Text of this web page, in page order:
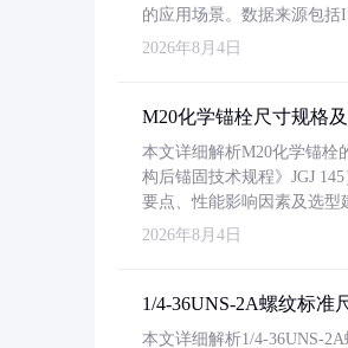
的应用场景。数据来源包括
2026年8月4日
M20化学锚栓尺寸规格
本文详细解析M20化学锚栓
构后锚固技术规程》JGJ
要点、性能影响因素及选型
2026年8月4日
1/4-36UNS-2A螺纹标准
本文详细解析1/4-36UNS-